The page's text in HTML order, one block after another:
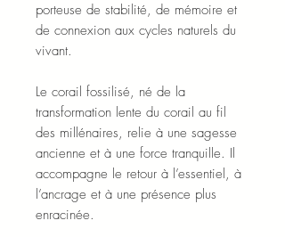
porteuse de stabilité, de mémoire et
de connexion aux cycles naturels du
vivant.
Le corail fossilisé, né de la
transformation lente du corail au fil
des millénaires, relie à une sagesse
ancienne et à une force tranquille. Il
accompagne le retour à l’essentiel, à
l’ancrage et à une présence plus
enracinée.